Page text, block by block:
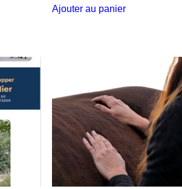
Ajouter au panier